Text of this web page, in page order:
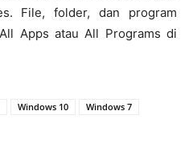
File, folder, dan program
Apps atau All Programs di
Windows 10
Windows 7